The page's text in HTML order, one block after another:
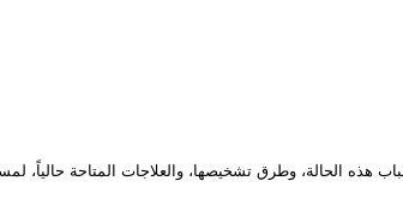
هذه الحالة، وطرق تشخيصها، والعلاجات المتاحة حالياً،